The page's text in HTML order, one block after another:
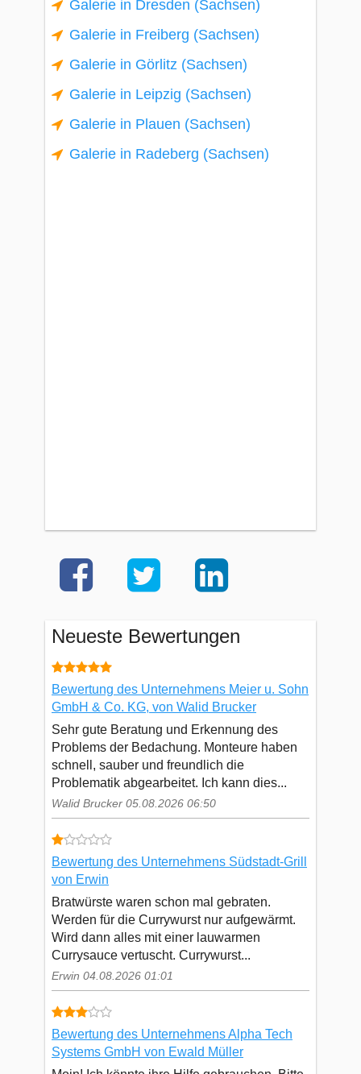
Galerie in Dresden (Sachsen)
Galerie in Freiberg (Sachsen)
Galerie in Görlitz (Sachsen)
Galerie in Leipzig (Sachsen)
Galerie in Plauen (Sachsen)
Galerie in Radeberg (Sachsen)
Neueste Bewertungen
Bewertung des Unternehmens Meier u. Sohn
GmbH & Co. KG, von Walid Brucker
Sehr gute Beratung und Erkennung des
Problems der Bedachung. Monteure haben
schnell, sauber und freundlich die
Problematik abgearbeitet. Ich kann dies...
Walid Brucker 05.08.2026 06:50
Bewertung des Unternehmens Südstadt-Grill
von Erwin
Bratwürste waren schon mal gebraten.
Werden für die Currywurst nur aufgewärmt.
Wird dann alles mit einer lauwarmen
Currysauce vertuscht. Currywurst...
Erwin 04.08.2026 01:01
Bewertung des Unternehmens Alpha Tech
Systems GmbH von Ewald Müller